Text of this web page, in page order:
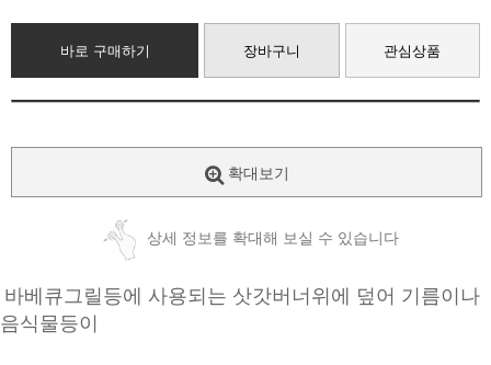
바로 구매하기 장바구니 관심상품
확대보기
상세 정보를 확대해 보실 수 있습니다
바베큐그릴등에 사용되는 삿갓버너위에 덮어 기름이나
음식물등이